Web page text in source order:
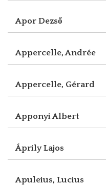
Apor Dezső
Appercelle, Andrée
Appercelle, Gérard
Apponyi Albert
Áprily Lajos
Apuleius, Lucius